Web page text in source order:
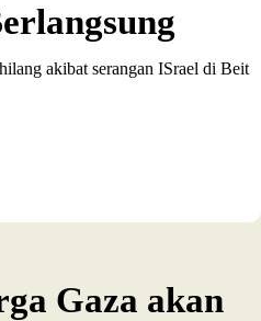
akibat serangan ISrael di Beit
Gaza akan